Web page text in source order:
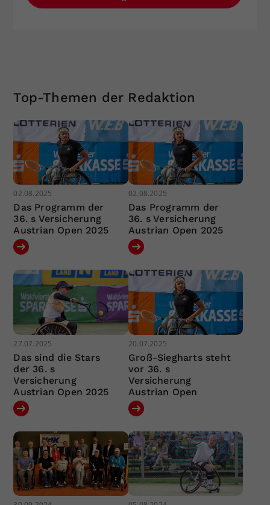
Top-Themen der Redaktion
02.08.2025
Das Programm der
36. s Versicherung
Austrian Open 2025
02.08.2025
Das Programm der
36. s Versicherung
Austrian Open 2025
27.07.2025
Das sind die Stars
der 36. s
Versicherung
Austrian Open 2025
20.07.2025
Groß-Siegharts steht
vor 36. s
Versicherung
Austrian Open